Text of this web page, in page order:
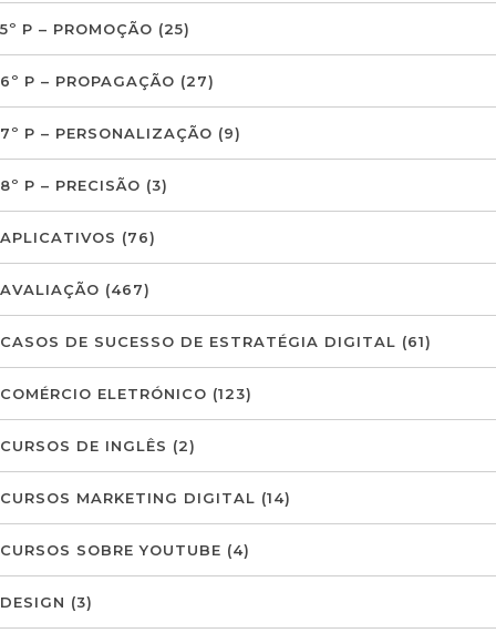
5º P – PROMOÇÃO (25)
6º P – PROPAGAÇÃO (27)
7º P – PERSONALIZAÇÃO (9)
8º P – PRECISÃO (3)
APLICATIVOS (76)
AVALIAÇÃO (467)
CASOS DE SUCESSO DE ESTRATÉGIA DIGITAL (61)
COMÉRCIO ELETRÓNICO (123)
CURSOS DE INGLÊS (2)
CURSOS MARKETING DIGITAL (14)
CURSOS SOBRE YOUTUBE (4)
DESIGN (3)